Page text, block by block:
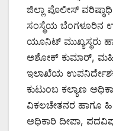
ಜಿಲ್ಲಾ ಪೊಲೀಸ್
ಸಂಸ್ಥೆಯ ಬೆಂಗಳೂರಿನ
ಯೂನಿಟ್ ಮುಖ್ಯಸ್ಥರು
ಅಶೋಕ್ ಕುಮಾರ್,
ಇಲಾಖೆಯ
ಕುಟುಂಬ ಕಲ್ಯಾಣ
ವಿಕಲಚೇತನರ ಹಾಗೂ
ಅಧಿಕಾರಿ ದೀಪಾ,